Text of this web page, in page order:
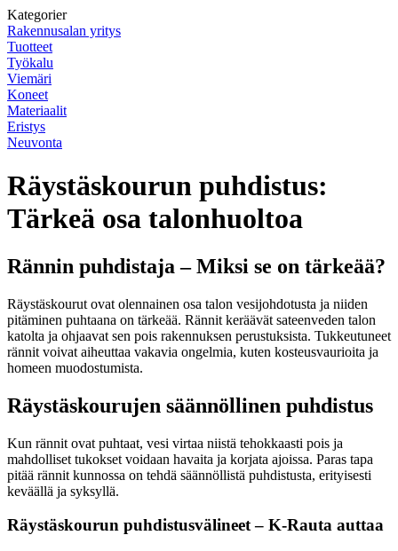
Kategorier
Rakennusalan yritys
Tuotteet
Työkalu
Viemäri
Koneet
Materiaalit
Eristys
Neuvonta
Räystäskourun puhdistus:
Tärkeä osa talonhuoltoa
Rännin puhdistaja – Miksi se on tärkeää?
Räystäskourut ovat olennainen osa talon vesijohdotusta ja niiden
pitäminen puhtaana on tärkeää. Rännit keräävät sateenveden talon
katolta ja ohjaavat sen pois rakennuksen perustuksista. Tukkeutuneet
rännit voivat aiheuttaa vakavia ongelmia, kuten kosteusvaurioita ja
homeen muodostumista.
Räystäskourujen säännöllinen puhdistus
Kun rännit ovat puhtaat, vesi virtaa niistä tehokkaasti pois ja
mahdolliset tukokset voidaan havaita ja korjata ajoissa. Paras tapa
pitää rännit kunnossa on tehdä säännöllistä puhdistusta, erityisesti
keväällä ja syksyllä.
Räystäskourun puhdistusvälineet – K-Rauta auttaa